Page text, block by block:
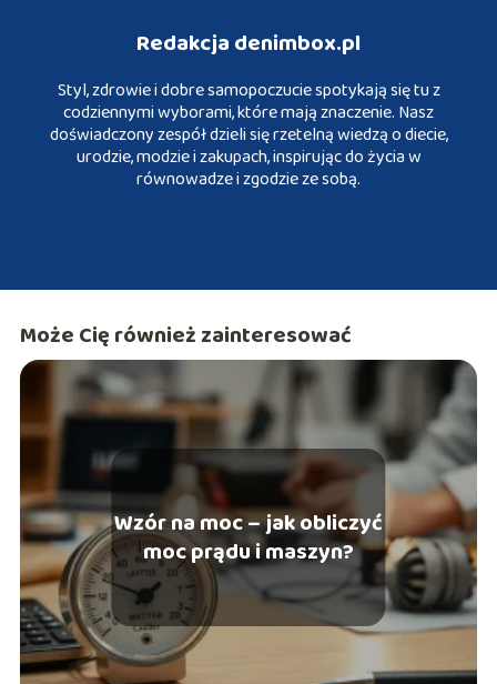
Redakcja denimbox.pl
Styl, zdrowie i dobre samopoczucie spotykają się tu z
codziennymi wyborami, które mają znaczenie. Nasz
doświadczony zespół dzieli się rzetelną wiedzą o diecie,
urodzie, modzie i zakupach, inspirując do życia w
równowadze i zgodzie ze sobą.
Może Cię również zainteresować
Wzór na moc – jak obliczyć
moc prądu i maszyn?